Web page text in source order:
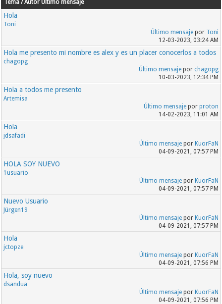
Tema / Autor Último mensaje
Hola
Toni
Último mensajepor Toni
12-03-2023, 03:24 AM
Hola me presento mi nombre es alex y es un placer conocerlos a todos
chagopg
Último mensajepor chagopg
10-03-2023, 12:34 PM
Hola a todos me presento
Artemisa
Último mensajepor proton
14-02-2023, 11:01 AM
Hola
jdsafadi
Último mensajepor KuorFaN
04-09-2021, 07:57 PM
HOLA SOY NUEVO
1usuario
Último mensajepor KuorFaN
04-09-2021, 07:57 PM
Nuevo Usuario
Jürgen19
Último mensajepor KuorFaN
04-09-2021, 07:57 PM
Hola
jctopze
Último mensajepor KuorFaN
04-09-2021, 07:56 PM
Hola, soy nuevo
dsandua
Último mensajepor KuorFaN
04-09-2021, 07:56 PM